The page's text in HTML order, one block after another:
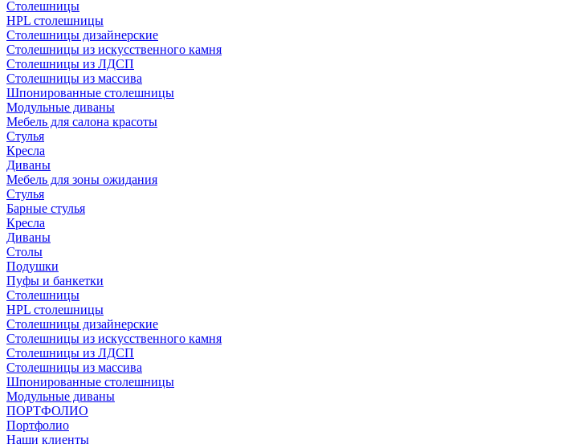
Столешницы
HPL столешницы
Столешницы дизайнерские
Столешницы из искусственного камня
Столешницы из ЛДСП
Столешницы из массива
Шпонированные столешницы
Модульные диваны
Мебель для салона красоты
Стулья
Кресла
Диваны
Мебель для зоны ожидания
Стулья
Барные стулья
Кресла
Диваны
Столы
Подушки
Пуфы и банкетки
Столешницы
HPL столешницы
Столешницы дизайнерские
Столешницы из искусственного камня
Столешницы из ЛДСП
Столешницы из массива
Шпонированные столешницы
Модульные диваны
ПОРТФОЛИО
Портфолио
Наши клиенты